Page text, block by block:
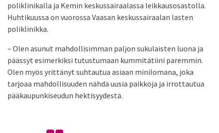
poliklinikalla ja Kemin keskussairaalassa leikkausosastolla.
Huhtikuussa on vuorossa Vaasan keskussairaalan lasten
poliklinikka.
– Olen asunut mahdollisimman paljon sukulaisten luona ja
päässyt esimerkiksi tutustumaan kummi­tätiini paremmin.
Olen myös yrittänyt suhtautua asiaan minilomana, joka
tarjoaa mahdollisuuden nähdä uusia paikkoja ja irrottautua
pääkaupunki­seudun hektisyydestä.